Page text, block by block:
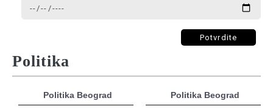
Potvrdite
Politika
Politika Beograd
Politika Beograd